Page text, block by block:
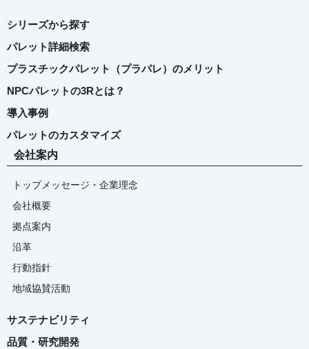
シリーズから探す
パレット詳細検索
プラスチックパレット（プラパレ）のメリット
NPCパレットの3Rとは？
導入事例
パレットのカスタマイズ
会社案内
トップメッセージ・企業理念
会社概要
拠点案内
沿革
行動指針
地域協賛活動
サステナビリティ
品質・研究開発